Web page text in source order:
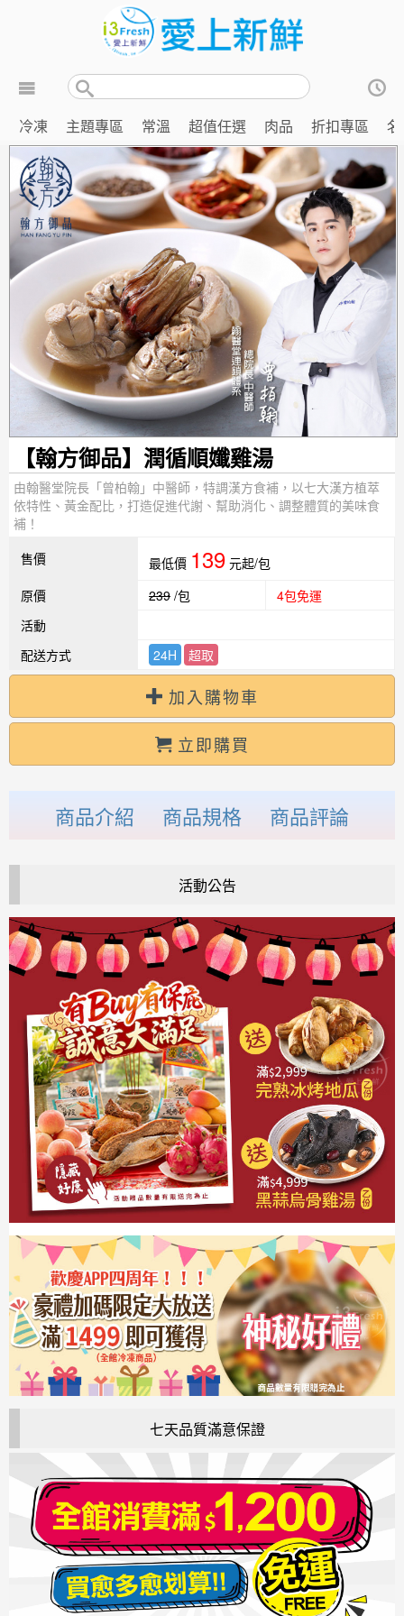
冷凍 主題專區 常溫 超值任選 肉品 折扣專區
【翰方御品】潤循順孅雞湯
由翰醫堂院長「曾柏翰」中醫師，特調漢方食補，以七大漢方植萃
依特性、黃金配比，打造促進代謝、幫助消化、調整體質的美味食
補！
售價
最低價 139 元起/包
原價
239 /包
4包免運
活動
配送方式
24H 超取
加入購物車
立即購買
商品介紹 商品規格 商品評論
活動公告
七天品質滿意保證